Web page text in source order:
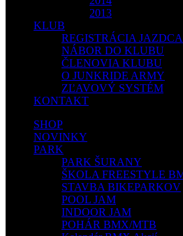
2013
KLUB
REGISTRÁCIA JAZDCA
NÁBOR DO KLUBU
ČLENOVIA KLUBU
O JUNKRIDE ARMY
ZĽAVOVÝ SYSTÉM
KONTAKT
SHOP
NOVINKY
PARK
PARK ŠURANY
ŠKOLA FREESTYLE
STAVBA BIKEPARKOV
POOL JAM
INDOOR JAM
POHÁR BMX/MTB